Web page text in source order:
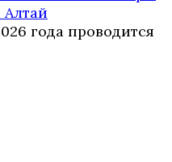
года проводится